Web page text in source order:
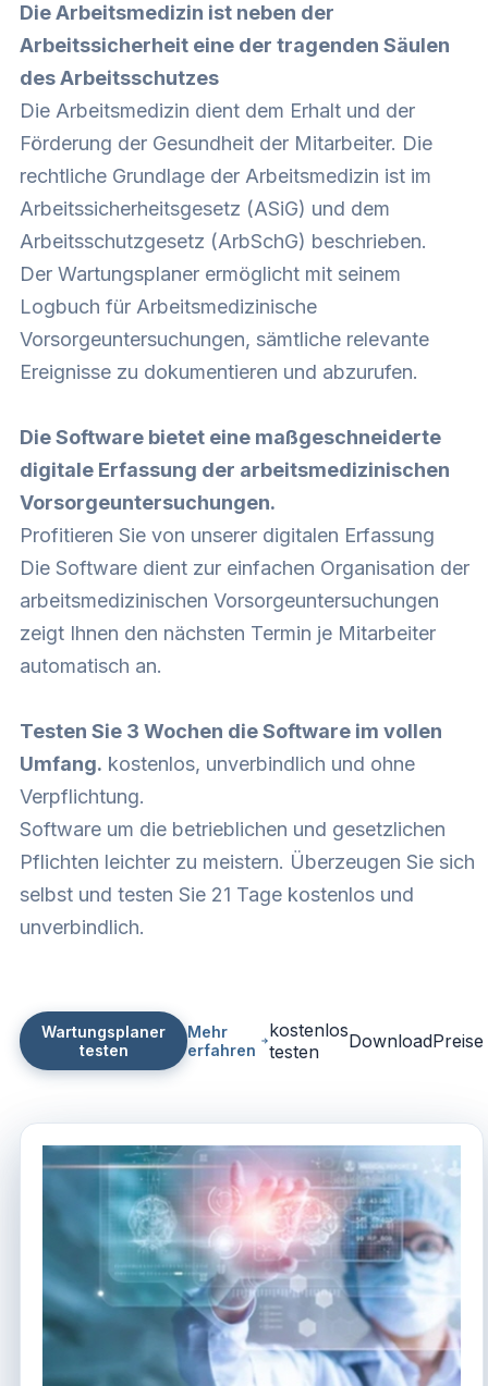
Die Arbeitsmedizin ist neben der
Arbeitssicherheit eine der tragenden Säulen
des Arbeitsschutzes
Die Arbeitsmedizin dient dem Erhalt und der
Förderung der Gesundheit der Mitarbeiter. Die
rechtliche Grundlage der Arbeitsmedizin ist im
Arbeitssicherheitsgesetz (ASiG) und dem
Arbeitsschutzgesetz (ArbSchG) beschrieben.
Der Wartungsplaner ermöglicht mit seinem
Logbuch für Arbeitsmedizinische
Vorsorgeuntersuchungen, sämtliche relevante
Ereignisse zu dokumentieren und abzurufen.
Die Software bietet eine maßgeschneiderte
digitale Erfassung der arbeitsmedizinischen
Vorsorgeuntersuchungen.
Profitieren Sie von unserer digitalen Erfassung
Die Software dient zur einfachen Organisation der
arbeitsmedizinischen Vorsorgeuntersuchungen
zeigt Ihnen den nächsten Termin je Mitarbeiter
automatisch an.
Testen Sie 3 Wochen die Software im vollen
Umfang. kostenlos, unverbindlich und ohne
Verpflichtung.
Software um die betrieblichen und gesetzlichen
Pflichten leichter zu meistern. Überzeugen Sie sich
selbst und testen Sie 21 Tage kostenlos und
unverbindlich.
Wartungsplaner
testen
Mehr
erfahren
kostenlos
testen
DownloadPreise